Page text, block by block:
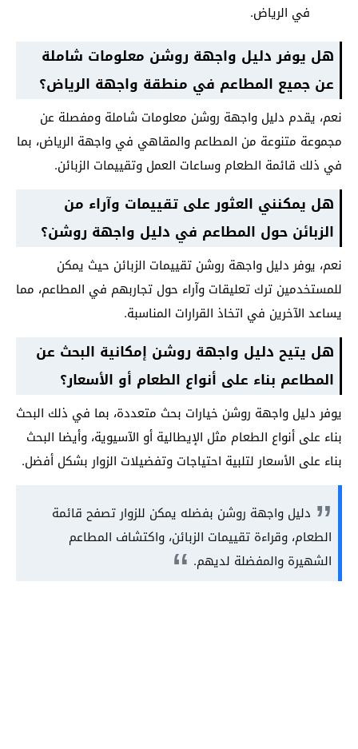
في الرياض.
هل يوفر دليل واجهة روشن معلومات شاملة
عن جميع المطاعم في منطقة واجهة الرياض؟
نعم، يقدم دليل واجهة روشن معلومات شاملة ومفصلة عن
مجموعة متنوعة من المطاعم والمقاهي في واجهة الرياض، بما
في ذلك قائمة الطعام وساعات العمل وتقييمات الزبائن.
هل يمكنني العثور على تقييمات وآراء من
الزبائن حول المطاعم في دليل واجهة روشن؟
نعم، يوفر دليل واجهة روشن تقييمات الزبائن حيث يمكن
للمستخدمين ترك تعليقات وآراء حول تجاربهم في المطاعم، مما
يساعد الآخرين في اتخاذ القرارات المناسبة.
هل يتيح دليل واجهة روشن إمكانية البحث عن
المطاعم بناء على أنواع الطعام أو الأسعار؟
يوفر دليل واجهة روشن خيارات بحث متعددة، بما في ذلك البحث
بناء على أنواع الطعام مثل الإيطالية أو الآسيوية، وأيضا البحث
بناء على الأسعار لتلبية احتياجات وتفضيلات الزوار بشكل أفضل.
دليل واجهة روشن بفضله يمكن للزوار تصفح قائمة
الطعام، وقراءة تقييمات الزبائن، واكتشاف المطاعم
الشهيرة والمفضلة لديهم.